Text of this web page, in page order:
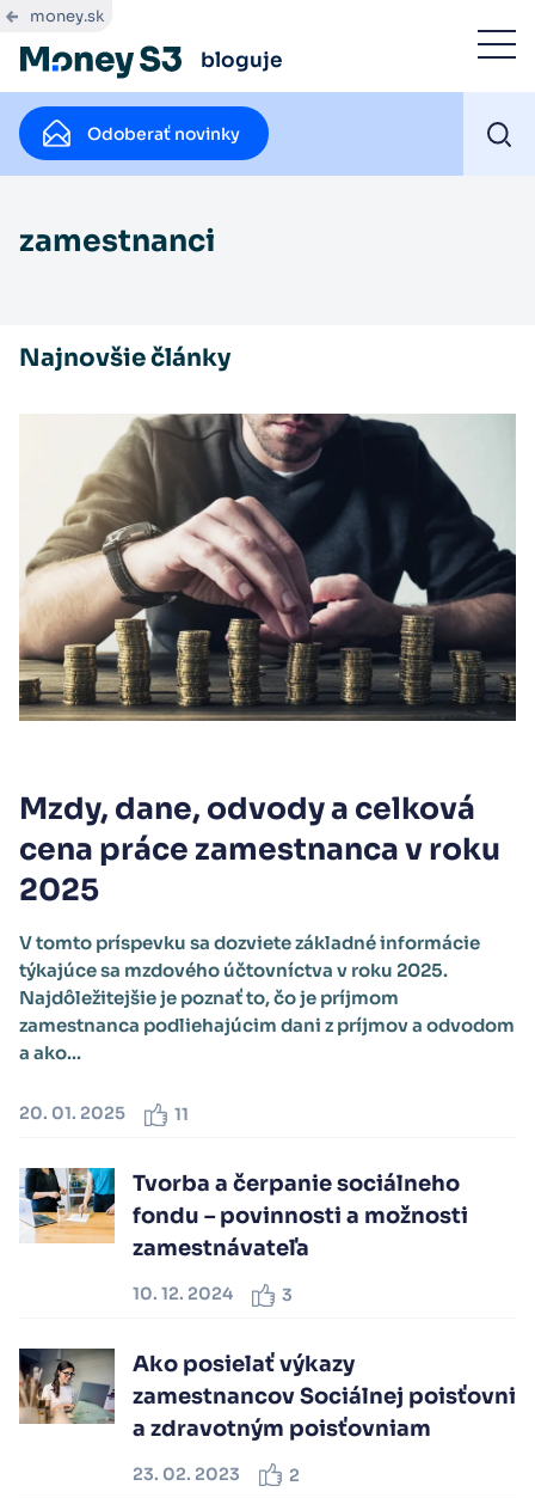
money.sk
bloguje
Odoberať novinky
zamestnanci
Najnovšie články
Mzdy, dane, odvody a celková
cena práce zamestnanca v roku
2025
V tomto príspevku sa dozviete základné informácie
týkajúce sa mzdového účtovníctva v roku 2025.
Najdôležitejšie je poznať to, čo je príjmom
zamestnanca podliehajúcim dani z príjmov a odvodom
a ako...
20. 01. 2025 11
Tvorba a čerpanie sociálneho
fondu – povinnosti a možnosti
zamestnávateľa
10. 12. 2024 3
Ako posielať výkazy
zamestnancov Sociálnej poisťovni
a zdravotným poisťovniam
23. 02. 2023 2